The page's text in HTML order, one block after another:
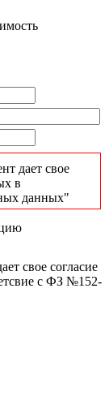
дает свое
в
данных"
свое согласие
с ФЗ №152-